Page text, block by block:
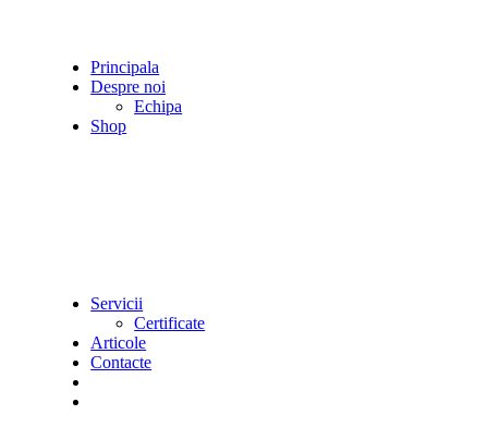
Principala
Despre noi
Echipa
Shop
Servicii
Certificate
Articole
Contacte